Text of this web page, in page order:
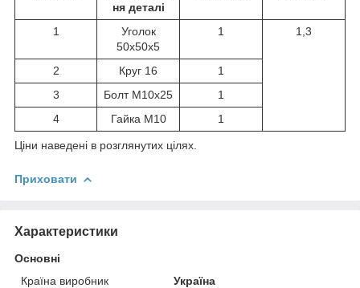
ня деталі
1
Уголок
50х50х5
1 1,3
2 Круг 16
1
3
Болт М10х25
1
4
Гайка М10 1
Ціни наведені в розглянутих цілях.
Приховати
Характеристики
Основні
Країна виробник
Україна